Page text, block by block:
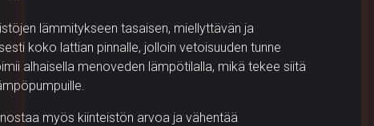
lämmitykseen tasaisen, miellyttävän ja
koko lattian pinnalle, jolloin vetoisuuden tunne
alhaisella menoveden lämpötilalla, mikä tekee siitä
myös kiinteistön arvoa ja vähentää